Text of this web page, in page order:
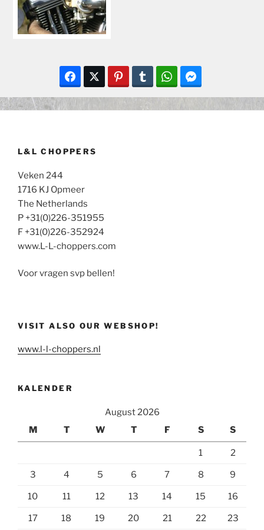
L&L CHOPPERS
Veken 244
1716 KJ Opmeer
The Netherlands
P +31(0)226-351955
F +31(0)226-352924
www.L-L-choppers.com
Voor vragen svp bellen!
VISIT ALSO OUR WEBSHOP!
www.l-l-choppers.nl
KALENDER
August 2026
M
T W T F S S
1 2
3 4 5 6 7 8 9
10 11 12 13 14 15 16
17 18 19 20 21 22 23